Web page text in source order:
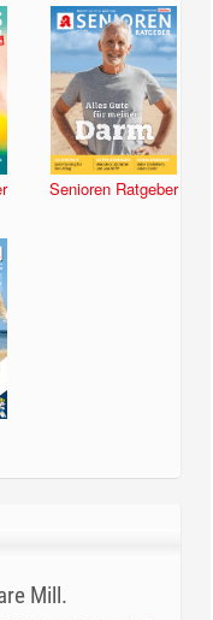
Senioren Ratgeber
Mill.